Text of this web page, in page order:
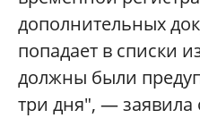
дополнительных
попадает в списки
должны были
три дня", — заявила